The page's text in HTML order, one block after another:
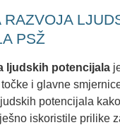
RAZVOJA
PSŽ
ljudskih potencijala
i glavne
potencijala
iskoristile prilike